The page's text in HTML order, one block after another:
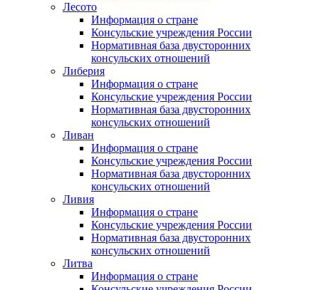
Лесото
Информация о стране
Консульские учреждения России
Нормативная база двусторонних
консульских отношений
Либерия
Информация о стране
Консульские учреждения России
Нормативная база двусторонних
консульских отношений
Ливан
Информация о стране
Консульские учреждения России
Нормативная база двусторонних
консульских отношений
Ливия
Информация о стране
Консульские учреждения России
Нормативная база двусторонних
консульских отношений
Литва
Информация о стране